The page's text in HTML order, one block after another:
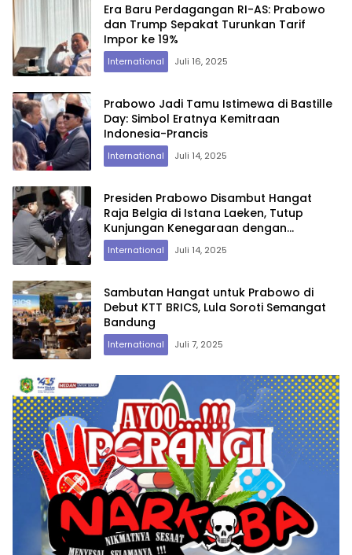
Era Baru Perdagangan RI-AS: Prabowo
dan Trump Sepakat Turunkan Tarif
Impor ke 19%
International Juli 16, 2025
Prabowo Jadi Tamu Istimewa di Bastille
Day: Simbol Eratnya Kemitraan
Indonesia-Prancis
International Juli 14, 2025
Presiden Prabowo Disambut Hangat
Raja Belgia di Istana Laeken, Tutup
Kunjungan Kenegaraan dengan
Pertemuan Empat Mata
International Juli 14, 2025
Sambutan Hangat untuk Prabowo di
Debut KTT BRICS, Lula Soroti Semangat
Bandung
International Juli 7, 2025